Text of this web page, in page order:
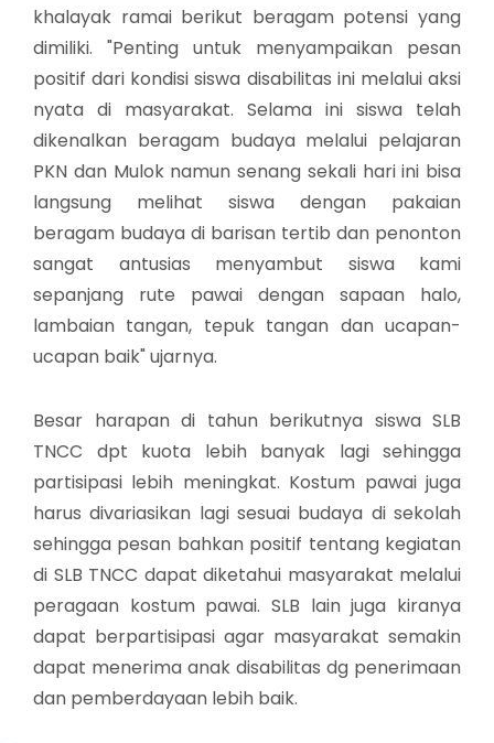
khalayak ramai berikut beragam potensi yang
dimiliki. "Penting untuk menyampaikan pesan
positif dari kondisi siswa disabilitas ini melalui aksi
nyata di masyarakat. Selama ini siswa telah
dikenalkan beragam budaya melalui pelajaran
PKN dan Mulok namun senang sekali hari ini bisa
langsung melihat siswa dengan pakaian
beragam budaya di barisan tertib dan penonton
sangat antusias menyambut siswa kami
sepanjang rute pawai dengan sapaan halo,
lambaian tangan, tepuk tangan dan ucapan-
ucapan baik" ujarnya.
Besar harapan di tahun berikutnya siswa SLB
TNCC dpt kuota lebih banyak lagi sehingga
partisipasi lebih meningkat. Kostum pawai juga
harus divariasikan lagi sesuai budaya di sekolah
sehingga pesan bahkan positif tentang kegiatan
di SLB TNCC dapat diketahui masyarakat melalui
peragaan kostum pawai. SLB lain juga kiranya
dapat berpartisipasi agar masyarakat semakin
dapat menerima anak disabilitas dg penerimaan
dan pemberdayaan lebih baik.